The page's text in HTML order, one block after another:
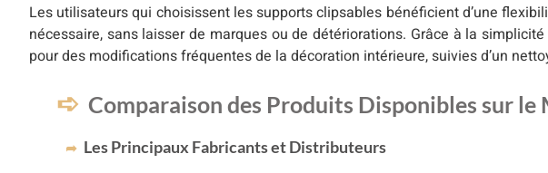
Les utilisateurs qui choisissent les supports clipsables bénéficient d’une
nécessaire, sans laisser de marques ou de détériorations. Grâce à la
pour des modifications fréquentes de la décoration intérieure, suivies d’un
Comparaison des Produits Disponibles sur le
Les Principaux Fabricants et Distributeurs